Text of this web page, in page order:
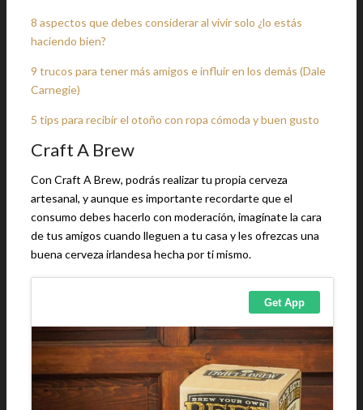
8 aspectos que debes considerar al vivir solo ¿lo estás
haciendo bien?
9 trucos para tener más amigos e influir en los demás (Dale
Carnegie)
5 tips para recibir el otoño con ropa cómoda y buen gusto
Craft A Brew
Con Craft A Brew, podrás realizar tu propia cerveza
artesanal, y aunque es importante recordarte que el
consumo debes hacerlo con moderación, imagínate la cara
de tus amigos cuando lleguen a tu casa y les ofrezcas una
buena cerveza irlandesa hecha por ti mismo.